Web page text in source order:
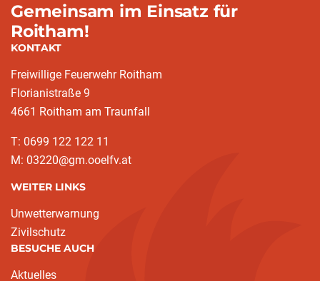
Gemeinsam im Einsatz für
Roitham!
KONTAKT
Freiwillige Feuerwehr Roitham
Florianistraße 9
4661 Roitham am Traunfall
T: 0699 122 122 11
M: 03220@gm.ooelfv.at
WEITER LINKS
Unwetterwarnung
Zivilschutz
BESUCHE AUCH
Aktuelles